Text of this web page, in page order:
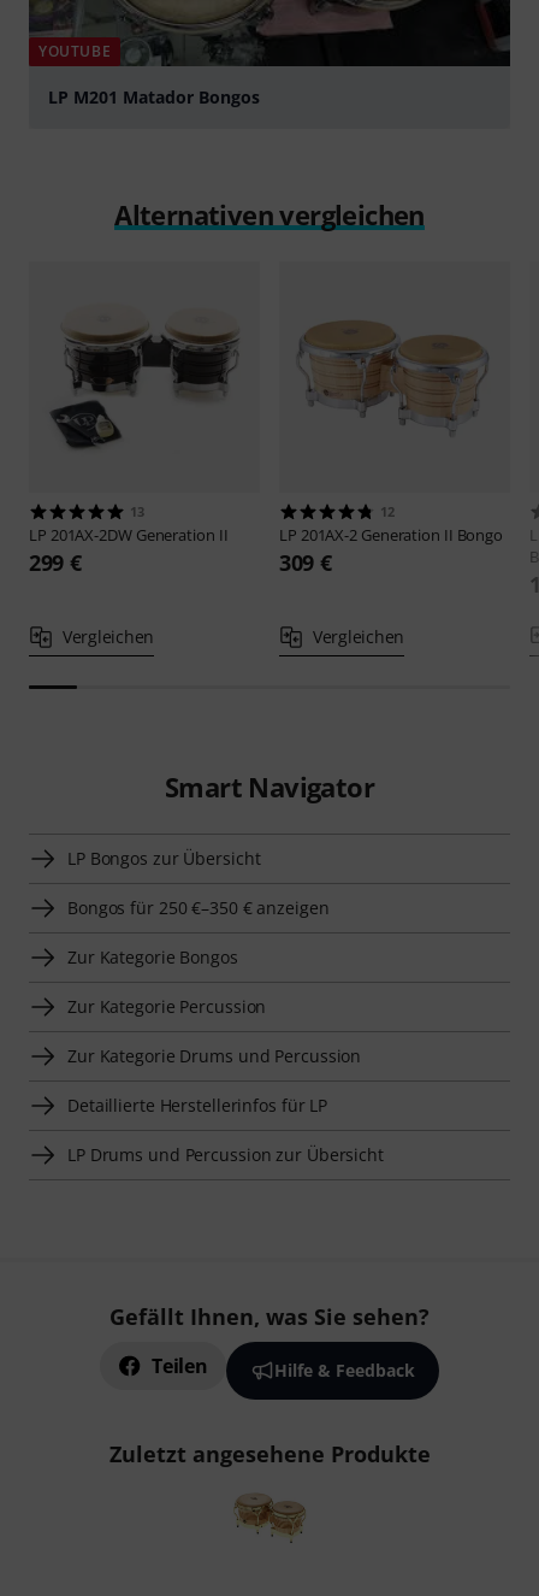
YOUTUBE
LP M201 Matador Bongos
Alternativen vergleichen
13
LP 201AX-2DW Generation II
299 €
Vergleichen
12
LP 201AX-2 Generation II Bongo
309 €
Vergleichen
Smart Navigator
LP Bongos zur Übersicht
Bongos für 250 €–350 € anzeigen
Zur Kategorie Bongos
Zur Kategorie Percussion
Zur Kategorie Drums und Percussion
Detaillierte Herstellerinfos für LP
LP Drums und Percussion zur Übersicht
Gefällt Ihnen, was Sie sehen?
Teilen Hilfe & Feedback
Zuletzt angesehene Produkte